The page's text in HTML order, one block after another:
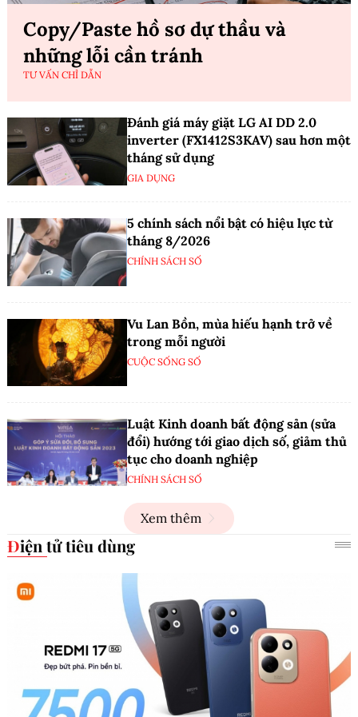
Copy/Paste hồ sơ dự thầu và
những lỗi cần tránh
TƯ VẤN CHỈ DẪN
Đánh giá máy giặt LG AI DD 2.0
inverter (FX1412S3KAV) sau hơn một
tháng sử dụng
GIA DỤNG
5 chính sách nổi bật có hiệu lực từ
tháng 8/2026
CHÍNH SÁCH SỐ
Vu Lan Bồn, mùa hiếu hạnh trở về
trong mỗi người
CUỘC SỐNG SỐ
Luật Kinh doanh bất động sản (sửa
đổi) hướng tới giao dịch số, giảm thủ
tục cho doanh nghiệp
CHÍNH SÁCH SỐ
Xem thêm
Điện tử tiêu dùng